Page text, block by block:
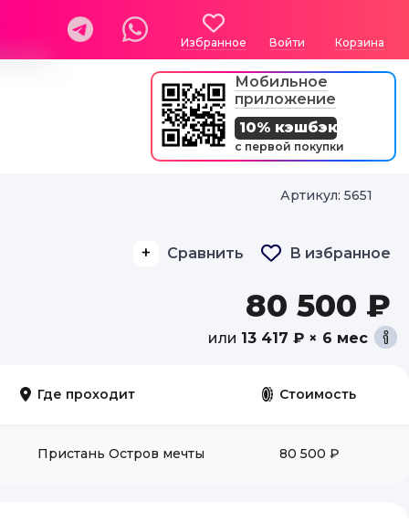
Избранное Войти Корзина
Мобильное
приложение
10% кэшбэк
с первой покупки
Артикул: 5651
Сравнить В избранное
80 500 ₽
или 13 417 ₽ × 6 мес
Где проходит Стоимость
Пристань Остров мечты 80 500 ₽